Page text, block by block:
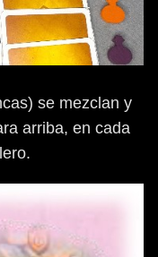
se mezclan y
arriba, en cada